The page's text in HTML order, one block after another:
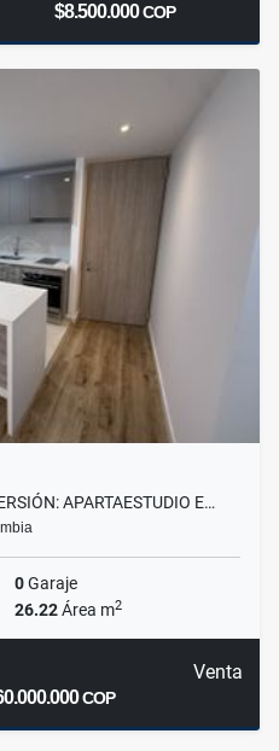
$8.500.000COP
APARTAESTUDIO E…
0Garaje
26.22Área m2
Venta
COP